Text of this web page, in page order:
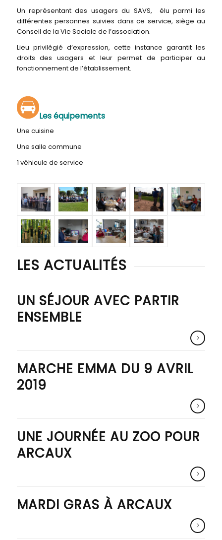
Un représentant des usagers du SAVS, élu parmi les
différentes personnes suivies dans ce service, siège au
Conseil de la Vie Sociale de l’association.
Lieu privilégié d’expression, cette instance garantit les
droits des usagers et leur permet de participer au
fonctionnement de l’établissement.
Les équipements
Une cuisine
Une salle commune
1 véhicule de service
LES ACTUALITÉS
UN SÉJOUR AVEC PARTIR
ENSEMBLE
MARCHE EMMA DU 9 AVRIL
2019
UNE JOURNÉE AU ZOO POUR
ARCAUX
MARDI GRAS À ARCAUX